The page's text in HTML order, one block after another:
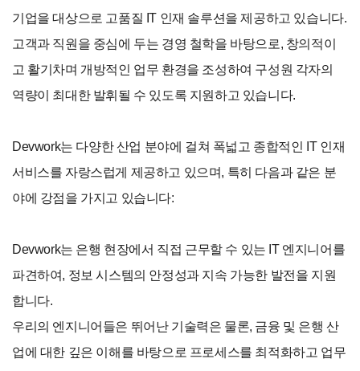
기업을 대상으로 고품질 IT 인재 솔루션을 제공하고 있습니다.
고객과 직원을 중심에 두는 경영 철학을 바탕으로, 창의적이
고 활기차며 개방적인 업무 환경을 조성하여 구성원 각자의
역량이 최대한 발휘될 수 있도록 지원하고 있습니다.
Devwork는 다양한 산업 분야에 걸쳐 폭넓고 종합적인 IT 인재
서비스를 자랑스럽게 제공하고 있으며, 특히 다음과 같은 분
야에 강점을 가지고 있습니다:
Devwork는 은행 현장에서 직접 근무할 수 있는 IT 엔지니어를
파견하여, 정보 시스템의 안정성과 지속 가능한 발전을 지원
합니다.
우리의 엔지니어들은 뛰어난 기술력은 물론, 금융 및 은행 산
업에 대한 깊은 이해를 바탕으로 프로세스를 최적화하고 업무